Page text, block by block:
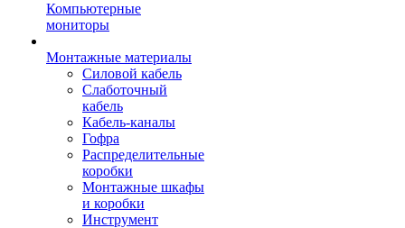
Компьютерные
мониторы
Монтажные материалы
Силовой кабель
Слаботочный
кабель
Кабель-каналы
Гофра
Распределительные
коробки
Монтажные шкафы
и коробки
Инструмент